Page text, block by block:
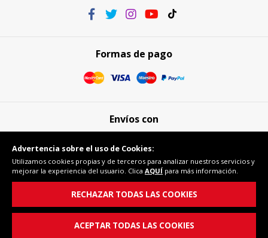
Formas de pago
Envíos con
Compra segura
Advertencia sobre el uso de Cookies:
Utilizamos cookies propias y de terceros para analizar nuestros servicios y
mejorar la experiencia del usuario. Clica AQUÍ para más información.
RECHAZAR TODAS LAS COOKIES
ACEPTAR TODAS LAS COOKIES